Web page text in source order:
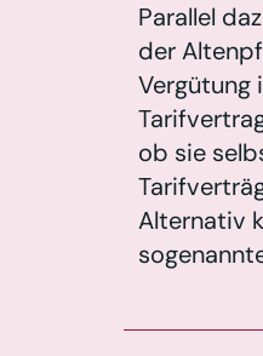
Parallel
der
Vergütung
ob sie
Alternativ